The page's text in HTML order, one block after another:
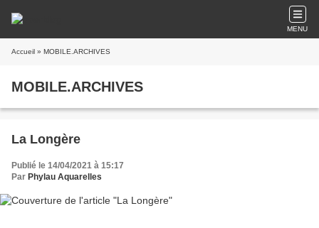
MENU
Accueil » MOBILE.ARCHIVES
MOBILE.ARCHIVES
La Longère
Publié le 14/04/2021 à 15:17
Par Phylau Aquarelles